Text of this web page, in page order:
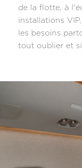
de la flotte, à
installations
les besoins
tout oublier et